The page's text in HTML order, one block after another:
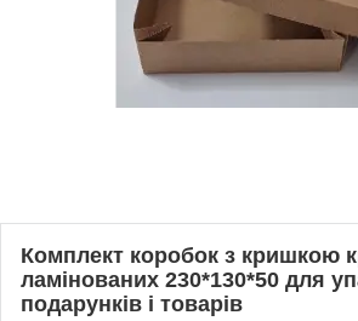
Комплект коробок з кришкою
ламінованих 230*130*50 для
подарунків і товарів